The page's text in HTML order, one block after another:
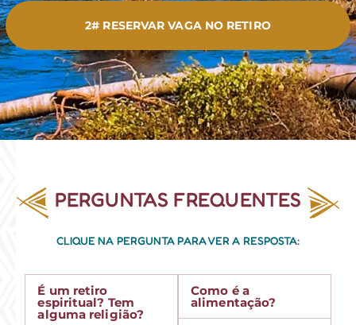
2# RESERVAR VAGA NO RETIRO
PERGUNTAS FREQUENTES
CLIQUE NA PERGUNTA PARA VER A RESPOSTA:
É um retiro
espiritual? Tem
alguma religião?
Como é a
alimentação?